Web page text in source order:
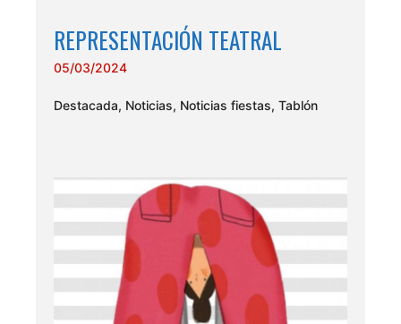
REPRESENTACIÓN TEATRAL
05/03/2024
Destacada, Noticias, Noticias fiestas, Tablón